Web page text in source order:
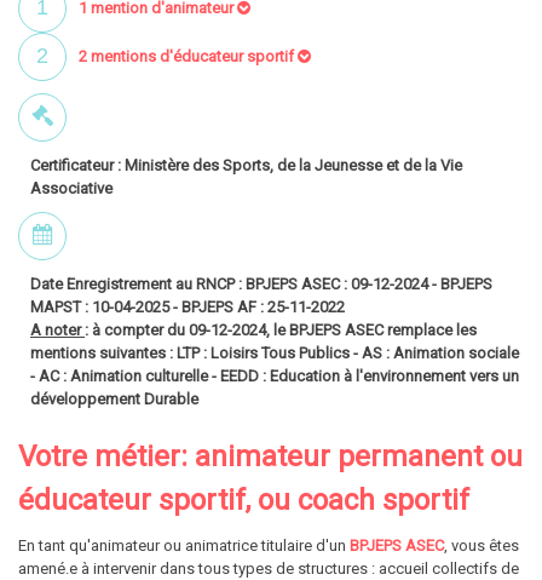
1 1 mention d'animateur
2 2 mentions d'éducateur sportif
Certificateur : Ministère des Sports, de la Jeunesse et de la Vie
Associative
Date Enregistrement au RNCP : BPJEPS ASEC: 09-12-2024 - BPJEPS
MAPST: 10-04-2025 - BPJEPS AF : 25-11-2022
A noter : à compter du 09-12-2024, le BPJEPS ASEC remplace les
mentions suivantes : LTP : Loisirs Tous Publics - AS : Animation sociale
- AC : Animation culturelle - EEDD : Education à l'environnement vers un
développement Durable
Votre métier: animateur permanent ou
éducateur sportif, ou coach sportif
En tant qu'animateur ou animatrice titulaire d'un BPJEPS ASEC, vous êtes
amené.e à intervenir dans tous types de structures : accueil collectifs de